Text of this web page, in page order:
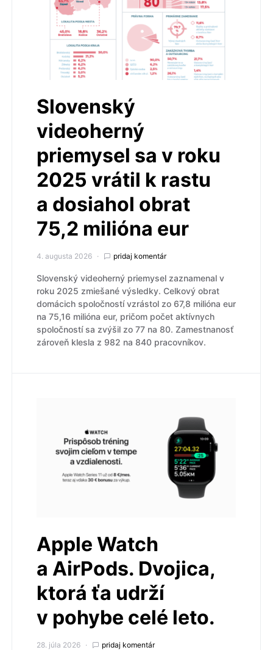
Slovenský
videoherný
priemysel sa v roku
2025 vrátil k rastu
a dosiahol obrat
75,2 milióna eur
4. augusta 2026 pridaj komentár
Slovenský videoherný priemysel zaznamenal v
roku 2025 zmiešané výsledky. Celkový obrat
domácich spoločností vzrástol zo 67,8 milióna eur
na 75,16 milióna eur, pričom počet aktívnych
spoločností sa zvýšil zo 77 na 80. Zamestnanosť
zároveň klesla z 982 na 840 pracovníkov.
Apple Watch
a AirPods. Dvojica,
ktorá ťa udrží
v pohybe celé leto.
28. júla 2026 pridaj komentár